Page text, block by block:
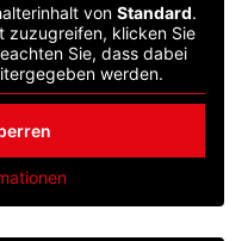
von Standard.
zuzugreifen, klicken Sie
Sie, dass dabei
werden.